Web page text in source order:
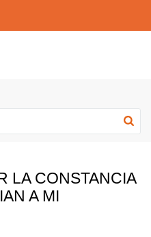
LA CONSTANCIA
A MI